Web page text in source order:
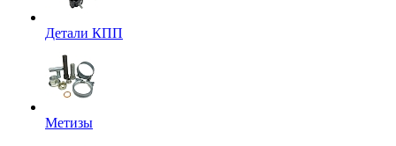
Детали КПП
Метизы